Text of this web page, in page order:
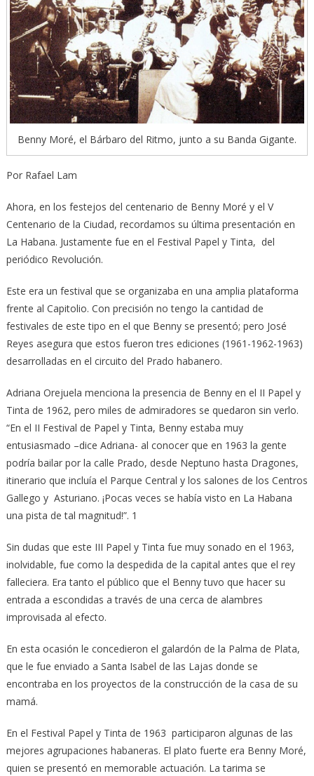
Benny Moré, el Bárbaro del Ritmo, junto a su Banda Gigante.
Por Rafael Lam
Ahora, en los festejos del centenario de Benny Moré y el V
Centenario de la Ciudad, recordamos su última presentación en
La Habana. Justamente fue en el Festival Papel y Tinta, del
periódico Revolución.
Este era un festival que se organizaba en una amplia plataforma
frente al Capitolio. Con precisión no tengo la cantidad de
festivales de este tipo en el que Benny se presentó; pero José
Reyes asegura que estos fueron tres ediciones (1961-1962-1963)
desarrolladas en el circuito del Prado habanero.
Adriana Orejuela menciona la presencia de Benny en el II Papel y
Tinta de 1962, pero miles de admiradores se quedaron sin verlo.
“En el II Festival de Papel y Tinta, Benny estaba muy
entusiasmado –dice Adriana- al conocer que en 1963 la gente
podría bailar por la calle Prado, desde Neptuno hasta Dragones,
itinerario que incluía el Parque Central y los salones de los Centros
Gallego y Asturiano. ¡Pocas veces se había visto en La Habana
una pista de tal magnitud!”. 1
Sin dudas que este III Papel y Tinta fue muy sonado en el 1963,
inolvidable, fue como la despedida de la capital antes que el rey
falleciera. Era tanto el público que el Benny tuvo que hacer su
entrada a escondidas a través de una cerca de alambres
improvisada al efecto.
En esta ocasión le concedieron el galardón de la Palma de Plata,
que le fue enviado a Santa Isabel de las Lajas donde se
encontraba en los proyectos de la construcción de la casa de su
mamá.
En el Festival Papel y Tinta de 1963 participaron algunas de las
mejores agrupaciones habaneras. El plato fuerte era Benny Moré,
quien se presentó en memorable actuación. La tarima se